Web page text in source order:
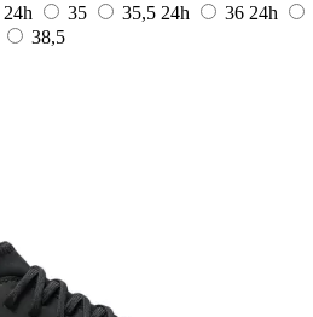
24h 35 35,5 24h 36 24h
38,5